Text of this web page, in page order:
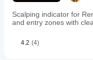
Scalping indicator for
and entry zones with
4.2 (4)